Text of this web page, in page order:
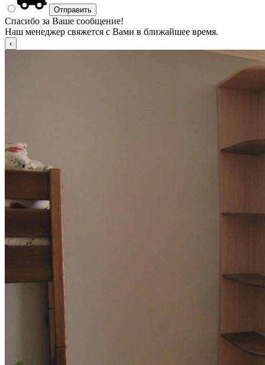
Спасибо за Ваше сообщение!
Наш менеджер свяжется с Вами в ближайшее время.